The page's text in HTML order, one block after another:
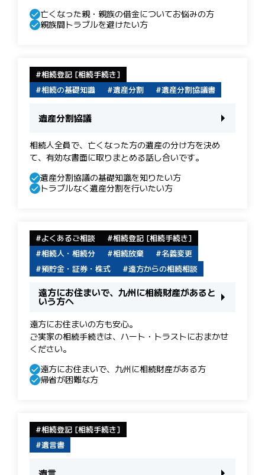
亡くなった親・親族の借金についてお悩みの方
親族間トラブルを避けたい方
相続登記 [相続手続き]
相続の基礎知識
遺産分割 遺産分割協議書
遺産分割協議
相続人全員で、亡くなった方の遺産の分け方を決め
て、有効な書面に取りまとめる話し合いです。
遺産分割協議の基礎知識を知りたい方
トラブルなく遺産分割を行いたい方
よくあるご相談
相続登記 [相続手続き]
相続人・相続分
相続放棄
名義変更
預貯金・証券・株式
遠方からの相続相談
遠方にお住まいで、九州に相続財産があると
いう方へ
遠方にお住まいの方も安心。
ご実家の相続手続きは、ハート・トラストにおまかせ
ください。
遠方にお住まいで、九州に相続財産がある方
帰省が困難な方
相続登記 [相続手続き]
遺言書